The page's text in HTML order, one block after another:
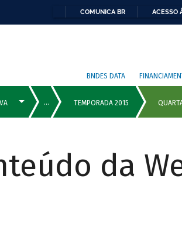
COMUNICA BR ACESSO
BNDES DATA
da